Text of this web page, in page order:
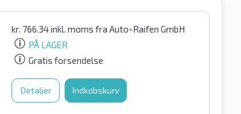
kr. 766.34inkl. moms fra Auto-Raifen GmbH
PÅ LAGER
Gratis forsendelse
Detaljer Indkøbskurv